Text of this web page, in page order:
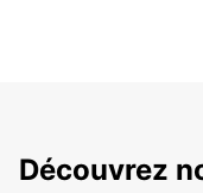
Découvrez